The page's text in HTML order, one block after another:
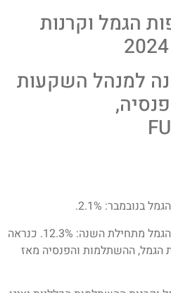
הגמל וקרנות
למנהל השקעות
2.1%.
התשואה הממוצעת של קופות הגמל מתחילת השנה: 12.3%. כנראה
הגמל, ההשתלמות והפנסיה מאז